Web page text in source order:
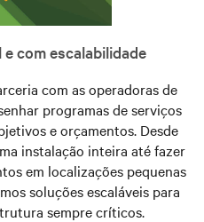
com escalabilidade
com as operadoras de
programas de serviços
e orçamentos. Desde
instalação inteira até fazer
em localizações pequenas
soluções escaláveis para
sempre críticos.